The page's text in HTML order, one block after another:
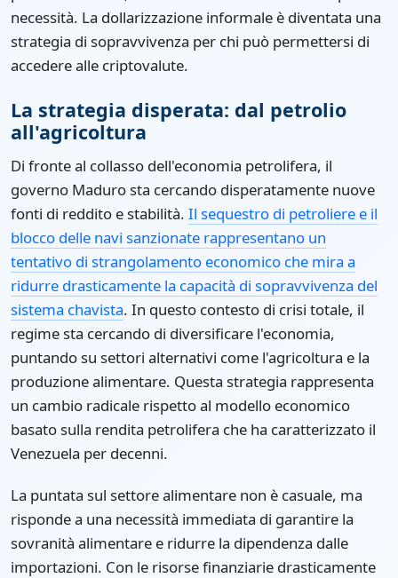
necessità. La dollarizzazione informale è diventata una
strategia di sopravvivenza per chi può permettersi di
accedere alle criptovalute.
La strategia disperata: dal petrolio
all'agricoltura
Di fronte al collasso dell'economia petrolifera, il
governo Maduro sta cercando disperatamente nuove
fonti di reddito e stabilità. Il sequestro di petroliere e il
blocco delle navi sanzionate rappresentano un
tentativo di strangolamento economico che mira a
ridurre drasticamente la capacità di sopravvivenza del
sistema chavista. In questo contesto di crisi totale, il
regime sta cercando di diversificare l'economia,
puntando su settori alternativi come l'agricoltura e la
produzione alimentare. Questa strategia rappresenta
un cambio radicale rispetto al modello economico
basato sulla rendita petrolifera che ha caratterizzato il
Venezuela per decenni.
La puntata sul settore alimentare non è casuale, ma
risponde a una necessità immediata di garantire la
sovranità alimentare e ridurre la dipendenza dalle
importazioni. Con le risorse finanziarie drasticamente